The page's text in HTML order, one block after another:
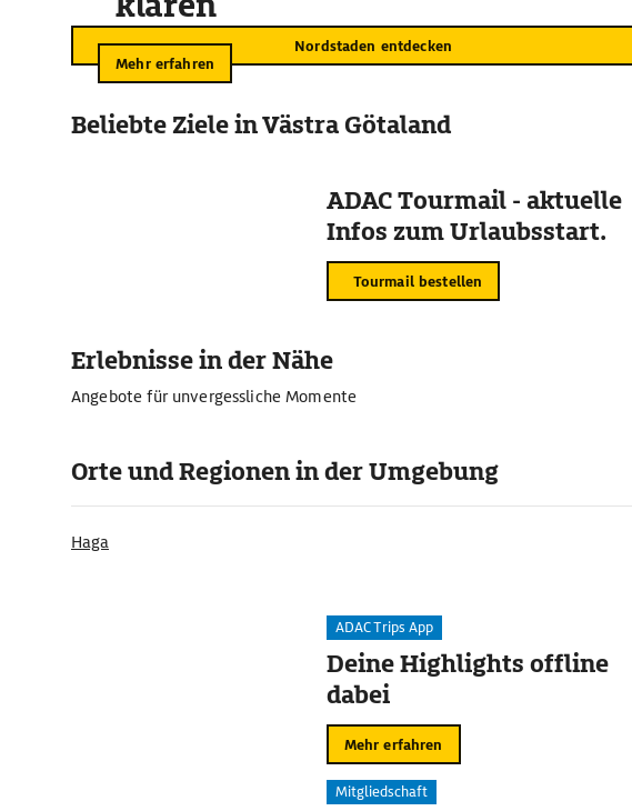
Nordstaden entdecken
Mehr erfahren
Beliebte Ziele in Västra Götaland
ADAC Tourmail - aktuelle
Infos zum Urlaubsstart.
Tourmail bestellen
Erlebnisse in der Nähe
Angebote für unvergessliche Momente
Orte und Regionen in der Umgebung
Haga
ADAC Trips App
Deine Highlights offline
dabei
Mehr erfahren
Mitgliedschaft